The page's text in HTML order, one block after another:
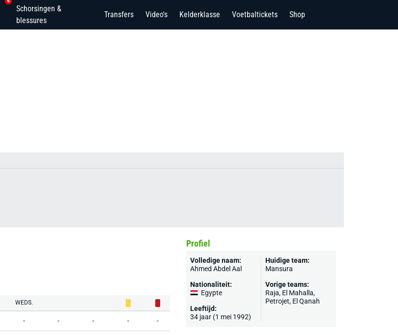
Schorsingen &
blessures
Transfers Video's Kelderklasse Voetbaltickets Shop
WEDS.
- - - - -
Profiel
Volledige naam:
Ahmed Abdel Aal
Nationaliteit:
Egypte
Leeftijd:
34 jaar (1 mei 1992)
Huidige team:
Mansura
Vorige teams:
Raja, El Mahalla,
Petrojet, El Qanah